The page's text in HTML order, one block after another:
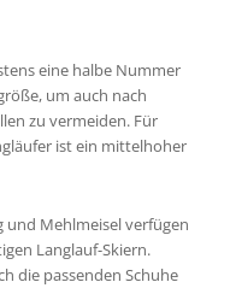
eine halbe Nummer
um auch nach
zu vermeiden. Für
ist ein mittelhoher
und Mehlmeisel verfügen
Langlauf-Skiern.
die passenden Schuhe